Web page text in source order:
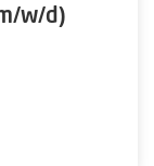
w/d)